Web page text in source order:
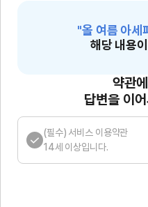
"올 여름 아세
해당 내용
약관
답변을 이
(필수) 서비스 이용약관
14세 이상입니다.